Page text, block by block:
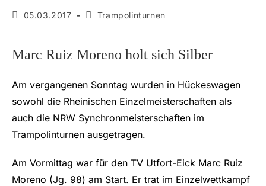
Beitrag
05.03.2017
Beitrags-
Trampolinturnen
Marc Ruiz Moreno holt sich Silber
Am vergangenen Sonntag wurden in Hückeswagen
sowohl die Rheinischen Einzelmeisterschaften als
auch die NRW Synchronmeisterschaften im
Trampolinturnen ausgetragen.
Am Vormittag war für den TV Utfort-Eick Marc Ruiz
Moreno (Jg. 98) am Start. Er trat im Einzelwettkampf